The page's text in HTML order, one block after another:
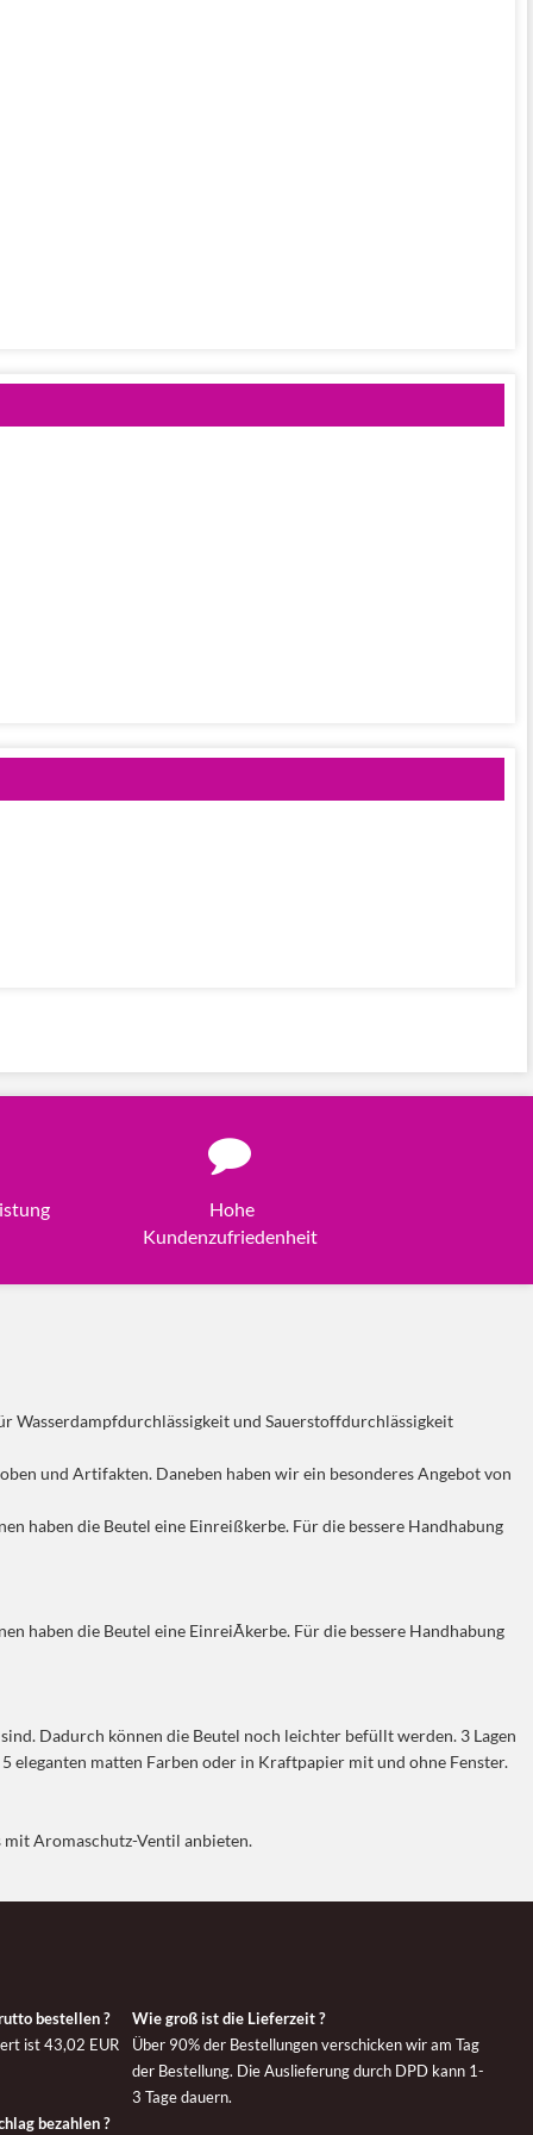
Hohe
Kundenzufriedenheit
Wasserdampfdurchlässigkeit und Sauerstoffdurchlässigkeit
und Artifakten. Daneben haben wir ein besonderes Angebot von
haben die Beutel eine Einreißkerbe. Für die bessere Handhabung
haben die Beutel eine EinreiÃkerbe. Für die bessere Handhabung
Dadurch können die Beutel noch leichter befüllt werden. 3 Lagen
eleganten matten Farben oder in Kraftpapier mit und ohne Fenster.
mit Aromaschutz-Ventil anbieten.
bestellen ?
EUR
bezahlen ?
Wie groß ist die Lieferzeit ?
Über 90% der Bestellungen verschicken wir am Tag
der Bestellung. Die Auslieferung durch DPD kann 1-
3 Tage dauern.